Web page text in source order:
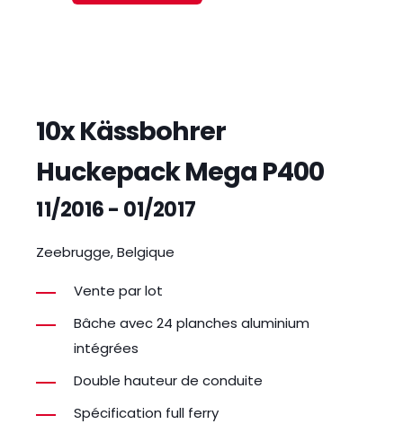
10x Kässbohrer
Huckepack Mega P400
11/2016 - 01/2017
Zeebrugge, Belgique
Vente par lot
Bâche avec 24 planches aluminium
intégrées
Double hauteur de conduite
Spécification full ferry